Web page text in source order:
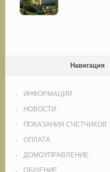
Навигация
ИНФОРМАЦИЯ
НОВОСТИ
ПОКАЗАНИЯ СЧЕТЧИКОВ
ОПЛАТА
ДОМОУПРАВЛЕНИЕ
ОБЩЕНИЕ